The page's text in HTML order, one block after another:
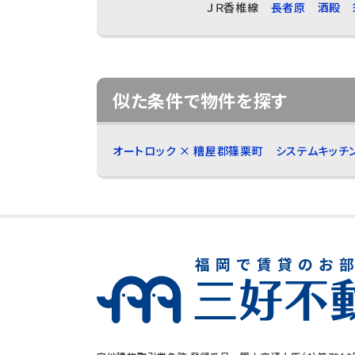
ＪＲ香椎線 長者原 酒殿
似た条件で物件を探す
オートロック × 糟屋郡篠栗町 システムキッ